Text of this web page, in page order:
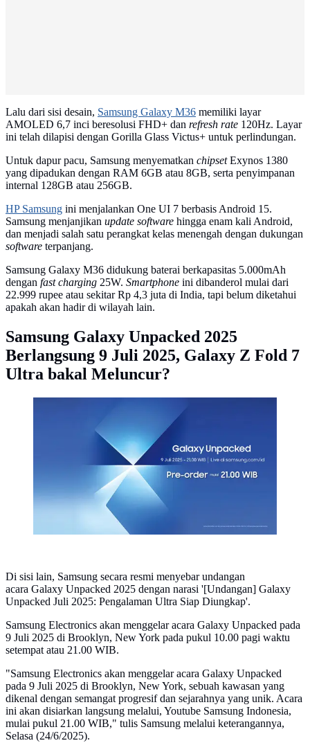
Lalu dari sisi desain, Samsung Galaxy M36 memiliki layar
AMOLED 6,7 inci beresolusi FHD+ dan refresh rate 120Hz. Layar
ini telah dilapisi dengan Gorilla Glass Victus+ untuk perlindungan.
Untuk dapur pacu, Samsung menyematkan chipsetExynos 1380
yang dipadukan dengan RAM 6GB atau 8GB, serta penyimpanan
internal 128GB atau 256GB.
HP Samsung ini menjalankan One UI 7 berbasis Android 15.
Samsung menjanjikan update software hingga enam kali Android,
dan menjadi salah satu perangkat kelas menengah dengan dukungan
software terpanjang.
Samsung Galaxy M36 didukung baterai berkapasitas 5.000mAh
dengan fast charging 25W. Smartphone ini dibanderol mulai dari
22.999 rupee atau sekitar Rp 4,3 juta di India, tapi belum diketahui
apakah akan hadir di wilayah lain.
Samsung Galaxy Unpacked 2025
Berlangsung 9 Juli 2025, Galaxy Z Fold 7
Ultra bakal Meluncur?
Di sisi lain, Samsung secara resmi menyebar undangan
acara Galaxy Unpacked 2025 dengan narasi '[Undangan] Galaxy
Unpacked Juli 2025: Pengalaman Ultra Siap Diungkap'.
Samsung Electronics akan menggelar acara Galaxy Unpacked pada
9 Juli 2025 di Brooklyn, New York pada pukul 10.00 pagi waktu
setempat atau 21.00 WIB.
"Samsung Electronics akan menggelar acara Galaxy Unpacked
pada 9 Juli 2025 di Brooklyn, New York, sebuah kawasan yang
dikenal dengan semangat progresif dan sejarahnya yang unik. Acara
ini akan disiarkan langsung melalui, Youtube Samsung Indonesia,
mulai pukul 21.00 WIB," tulis Samsung melalui keterangannya,
Selasa (24/6/2025).